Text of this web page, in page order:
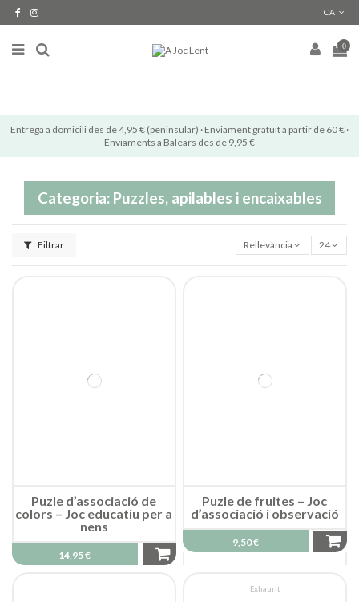
CA
0
Entrega a domicili des de 4,95 € (peninsular) · Enviament gratuït a partir de 60 € ·
Enviaments a Balears des de 9,95 €
Categoria: Puzzles, apilables i encaixables
Filtrar Rellevància 24
Puzle d’associació de
colors – Joc educatiu per a
nens
14,95 €
Puzle de fruites – Joc
d’associació i observació
9,50 €
Exhaurit